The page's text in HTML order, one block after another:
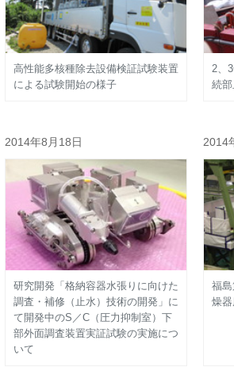
高性能多核種除去設備検証試験装置
による試験開始の様子
2、
続
2014年8月18日
研究開発「格納容器水張りに向けた
調査・補修（止水）技術の開発」に
て開発中のS／C（圧力抑制室）下
部外面調査装置実証試験の実施につ
いて
2014
福
燥